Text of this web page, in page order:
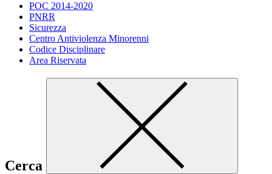
POC 2014-2020
PNRR
Sicurezza
Centro Antiviolenza Minorenni
Codice Disciplinare
Area Riservata
Cerca